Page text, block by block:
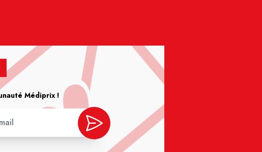
Médiprix !